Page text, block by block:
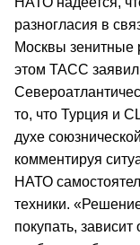
разногласия в
Москвы
этом ТАСС заявил
то, что Турция и
духе
комментируя
НАТО
техники.
покупать,